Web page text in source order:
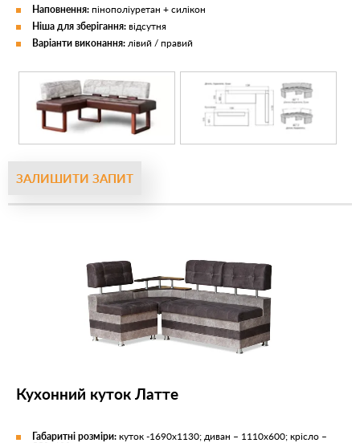
ЗАЛИШИТИ ЗАПИТ
Наповнення: пінополіуретан + силікон
Ніша для зберігання: відсутня
Варіанти виконання: лівий / правий
Кухонний куток Латте
Габаритні розміри: куток -1690х1130; диван – 1110х600; крісло –